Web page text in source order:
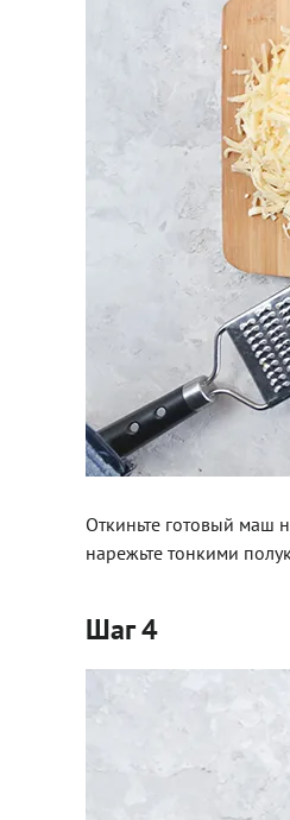
Откиньте готовый маш
нарежьте тонкими
Шаг 4